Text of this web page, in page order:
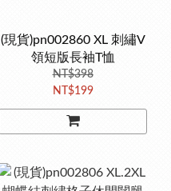
(現貨)pn002860 XL 刺繡V
領短版長袖T恤
NT$398
NT$199